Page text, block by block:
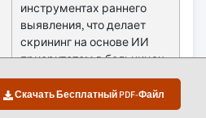
Скачать Бесплатный PDF-Файл
инструментах раннего
выявления, что делает
скрининг на основе ИИ
приоритетом в больницах
и первичной медицинской
помощи.